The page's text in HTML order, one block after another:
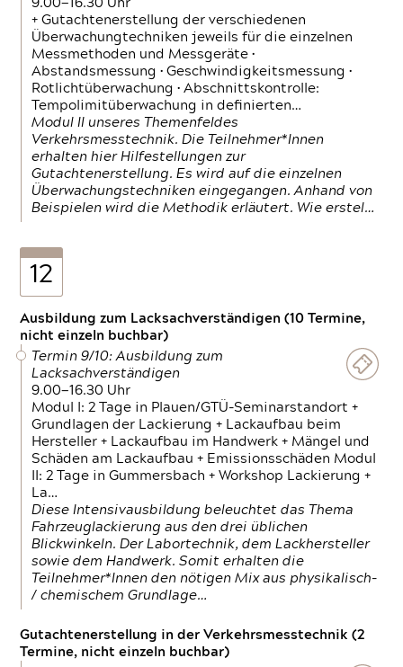
9.00—16.30 Uhr
+ Gutachtenerstellung der verschiedenen
Überwachungtechniken jeweils für die einzelnen
Messmethoden und Messgeräte •
Abstandsmessung • Geschwindigkeitsmessung •
Rotlichtüberwachung • Abschnittskontrolle:
Tempolimitüberwachung in definierten…
Modul II unseres Themenfeldes
Verkehrsmesstechnik. Die Teilnehmer*Innen
erhalten hier Hilfestellungen zur
Gutachtenerstellung. Es wird auf die einzelnen
Überwachungstechniken eingegangen. Anhand von
Beispielen wird die Methodik erläutert. Wie erstel…
12
Ausbildung zum Lacksachverständigen (10 Termine,
nicht einzeln buchbar)
Termin 9/10: Ausbildung zum
Lacksachverständigen
9.00—16.30 Uhr
Modul I: 2 Tage in Plauen/GTÜ-Seminarstandort +
Grundlagen der Lackierung + Lackaufbau beim
Hersteller + Lackaufbau im Handwerk + Mängel und
Schäden am Lackaufbau + Emissionsschäden Modul
II: 2 Tage in Gummersbach + Workshop Lackierung +
La…
Diese Intensivausbildung beleuchtet das Thema
Fahrzeuglackierung aus den drei üblichen
Blickwinkeln. Der Labortechnik, dem Lackhersteller
sowie dem Handwerk. Somit erhalten die
Teilnehmer*Innen den nötigen Mix aus physikalisch-
/ chemischem Grundlage…
Gutachtenerstellung in der Verkehrsmesstechnik (2
Termine, nicht einzeln buchbar)